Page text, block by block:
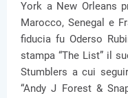
York a New Orleans
Marocco, Senegal e
fiducia fu Oderso
stampa “The List” il
Stumblers a cui
“Andy J Forest &